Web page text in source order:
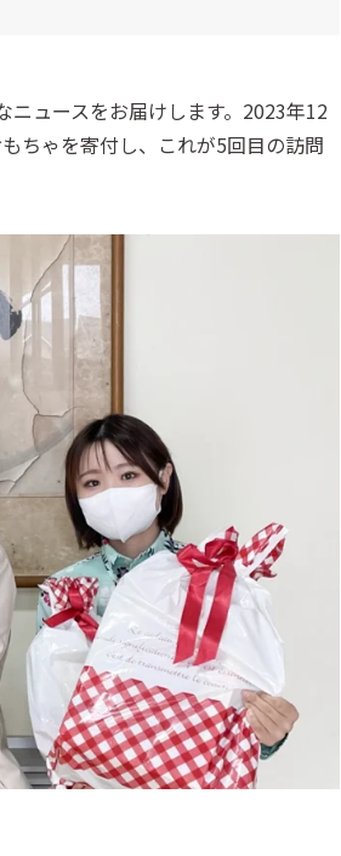
ニュースをお届けします。2023年12
ちゃを寄付し、これが5回目の訪問